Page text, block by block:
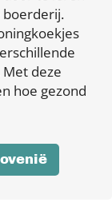
boerderij.
deze
hoe gezond